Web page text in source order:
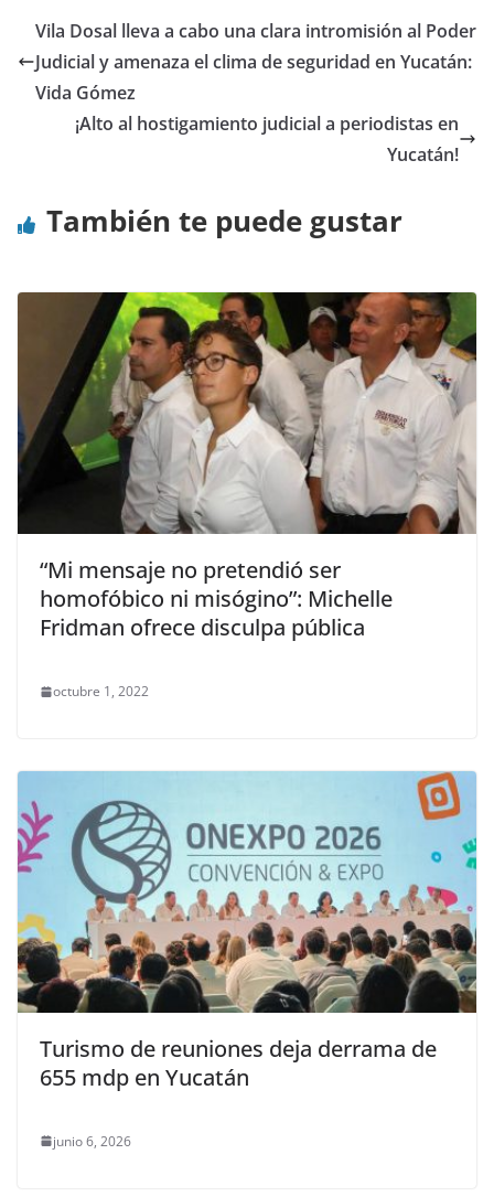
Vila Dosal lleva a cabo una clara intromisión al Poder
Judicial y amenaza el clima de seguridad en Yucatán:
Vida Gómez
¡Alto al hostigamiento judicial a periodistas en
Yucatán!
También te puede gustar
“Mi mensaje no pretendió ser
homofóbico ni misógino”: Michelle
Fridman ofrece disculpa pública
octubre 1, 2022
Turismo de reuniones deja derrama de
655 mdp en Yucatán
junio 6, 2026